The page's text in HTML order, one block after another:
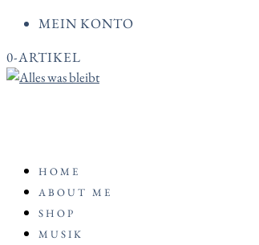
MEIN KONTO
0-ARTIKEL
HOME
ABOUT ME
SHOP
MUSIK